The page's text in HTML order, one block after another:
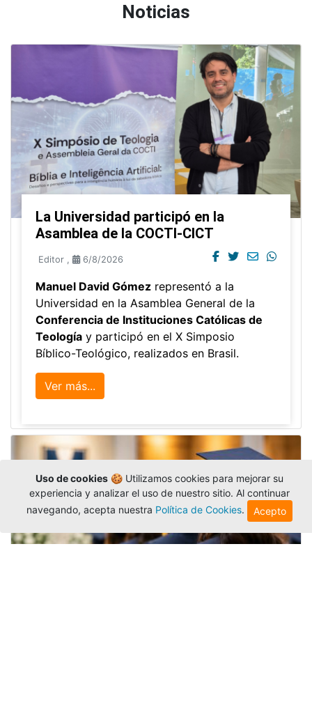
Noticias
La Universidad participó en la
Asamblea de la COCTI-CICT
Editor , 6/8/2026
Manuel David Gómez representó a la
Universidad en la Asamblea General de la
Conferencia de Instituciones Católicas de
Teología y participó en el X Simposio
Bíblico-Teológico, realizados en Brasil.
Ver más...
Uso de cookies🍪 Utilizamos cookies para mejorar su
experiencia y analizar el uso de nuestro sitio. Al continuar
navegando, acepta nuestra Política de Cookies. Acepto